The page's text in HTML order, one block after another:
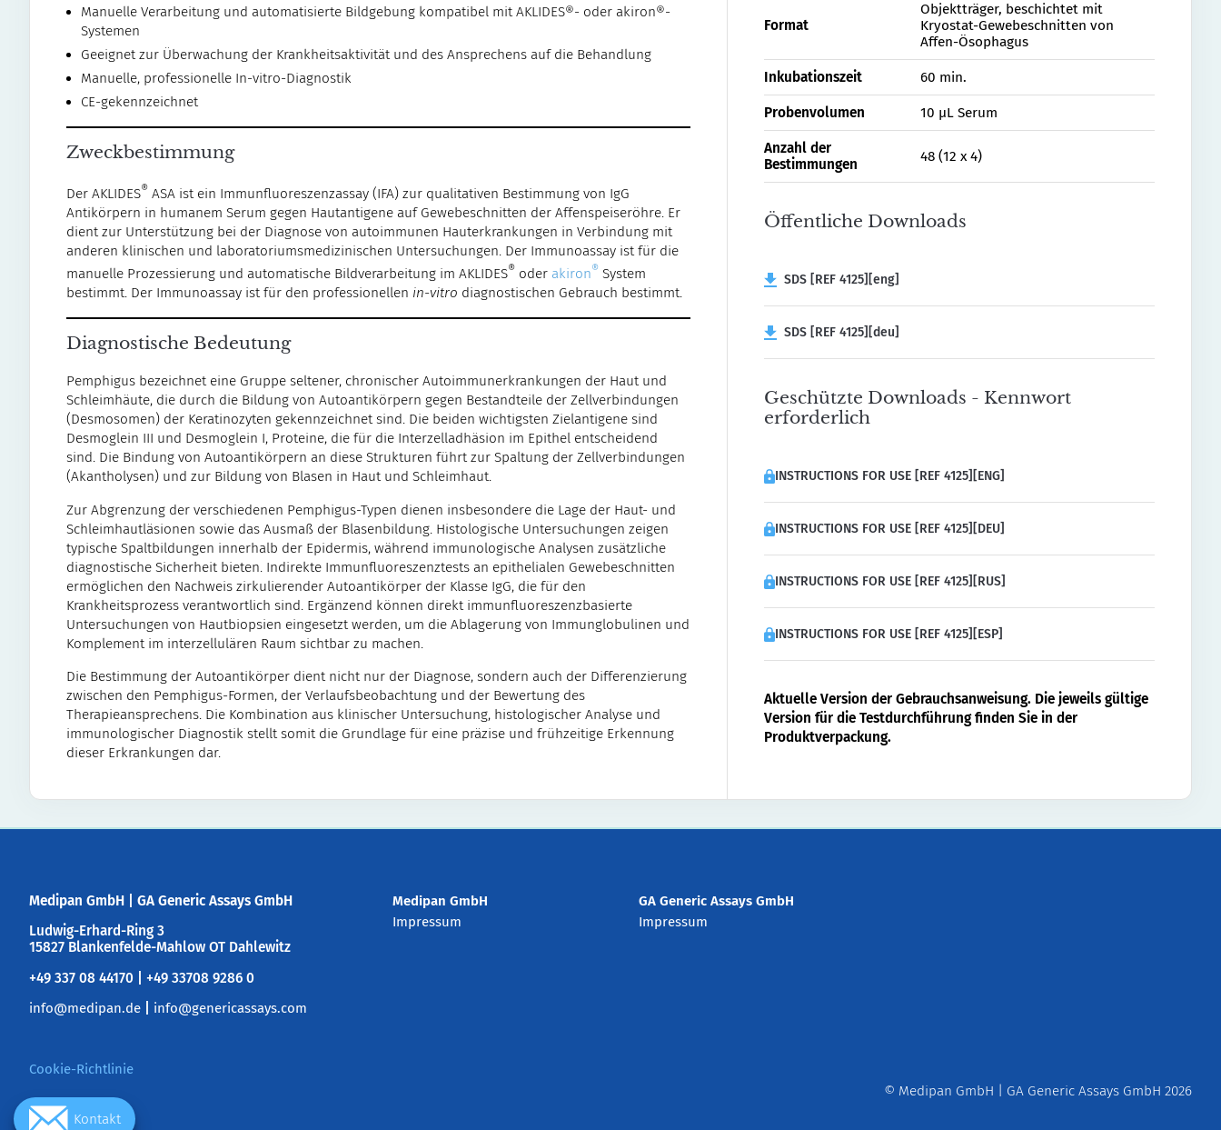
Manuelle Verarbeitung und automatisierte Bildgebung kompatibel mit AKLIDES®- oder akiron®-
Systemen
Geeignet zur Überwachung der Krankheitsaktivität und des Ansprechens auf die Behandlung
Manuelle, professionelle In-vitro-Diagnostik
CE-gekennzeichnet
Zweckbestimmung
Der AKLIDES® ASA ist ein Immunfluoreszenzassay (IFA) zur qualitativen Bestimmung von IgG
Antikörpern in humanem Serum gegen Hautantigene auf Gewebeschnitten der Affenspeiseröhre. Er
dient zur Unterstützung bei der Diagnose von autoimmunen Hauterkrankungen in Verbindung mit
anderen klinischen und laboratoriumsmedizinischen Untersuchungen. Der Immunoassay ist für die
manuelle Prozessierung und automatische Bildverarbeitung im AKLIDES® oder akiron® System
bestimmt. Der Immunoassay ist für den professionellen in-vitro diagnostischen Gebrauch bestimmt.
Diagnostische Bedeutung
Pemphigus bezeichnet eine Gruppe seltener, chronischer Autoimmunerkrankungen der Haut und
Schleimhäute, die durch die Bildung von Autoantikörpern gegen Bestandteile der Zellverbindungen
(Desmosomen) der Keratinozyten gekennzeichnet sind. Die beiden wichtigsten Zielantigene sind
Desmoglein III und Desmoglein I, Proteine, die für die Interzelladhäsion im Epithel entscheidend
sind. Die Bindung von Autoantikörpern an diese Strukturen führt zur Spaltung der Zellverbindungen
(Akantholysen) und zur Bildung von Blasen in Haut und Schleimhaut.
Zur Abgrenzung der verschiedenen Pemphigus-Typen dienen insbesondere die Lage der Haut- und
Schleimhautläsionen sowie das Ausmaß der Blasenbildung. Histologische Untersuchungen zeigen
typische Spaltbildungen innerhalb der Epidermis, während immunologische Analysen zusätzliche
diagnostische Sicherheit bieten. Indirekte Immunfluoreszenztests an epithelialen Gewebeschnitten
ermöglichen den Nachweis zirkulierender Autoantikörper der Klasse IgG, die für den
Krankheitsprozess verantwortlich sind. Ergänzend können direkt immunfluoreszenzbasierte
Untersuchungen von Hautbiopsien eingesetzt werden, um die Ablagerung von Immunglobulinen und
Komplement im interzellulären Raum sichtbar zu machen.
Die Bestimmung der Autoantikörper dient nicht nur der Diagnose, sondern auch der Differenzierung
zwischen den Pemphigus-Formen, der Verlaufsbeobachtung und der Bewertung des
Therapieansprechens. Die Kombination aus klinischer Untersuchung, histologischer Analyse und
immunologischer Diagnostik stellt somit die Grundlage für eine präzise und frühzeitige Erkennung
dieser Erkrankungen dar.
Format
Objektträger, beschichtet mit
Kryostat-Gewebeschnitten von
Affen-Ösophagus
Inkubationszeit 60 min.
Probenvolumen 10 µL Serum
Anzahl der
Bestimmungen
48 (12 x 4)
Öffentliche Downloads
SDS [REF 4125][eng]
SDS [REF 4125][deu]
Geschützte Downloads - Kennwort
erforderlich
INSTRUCTIONS FOR USE [REF 4125][ENG]
INSTRUCTIONS FOR USE [REF 4125][DEU]
INSTRUCTIONS FOR USE [REF 4125][RUS]
INSTRUCTIONS FOR USE [REF 4125][ESP]
Aktuelle Version der Gebrauchsanweisung. Die jeweils gültige
Version für die Testdurchführung finden Sie in der
Produktverpackung.
Medipan GmbH
GA Generic Assays GmbH
Ludwig-Erhard-Ring 3
15827 Blankenfelde-Mahlow OT Dahlewitz
+49 337 08 44170 | +49 33708 9286 0
info@medipan.de
info@genericassays.com
Cookie-Richtlinie
Medipan GmbH
Impressum
GA Generic Assays GmbH
Impressum
© Medipan GmbH | GA Generic Assays GmbH 2026
Kontakt